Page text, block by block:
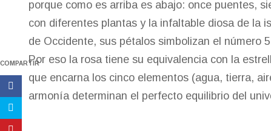
COMPARTIR
porque como es arriba es abajo: once puentes,
con diferentes plantas y la infaltable diosa de la
de Occidente, sus pétalos simbolizan el número
Por eso la rosa tiene su equivalencia con la
que encarna los cinco elementos (agua, tierra,
armonía determinan el perfecto equilibrio del